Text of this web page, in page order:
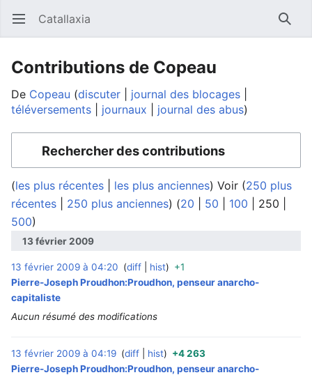
Ouvrir le menu principal Catallaxia
Contributions de Copeau
De Copeau discuter
journal des blocages
téléversements
journaux journal des abus
Rechercher des contributions
(les plus récentes les plus anciennes) Voir (250 plus
récentes
250 plus anciennes) (20 50 100 250
500)
13 février 2009
13 février 2009 à 04:20 diff hist +1
Pierre-Joseph Proudhon:Proudhon, penseur anarcho-
capitaliste
Aucun résumé des modifications
13 février 2009 à 04:19 diff hist +4 263
Pierre-Joseph Proudhon:Proudhon, penseur anarcho-